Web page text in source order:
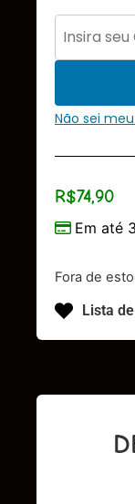
Não sei meu
R$74,90
Em até
Fora de
Lista